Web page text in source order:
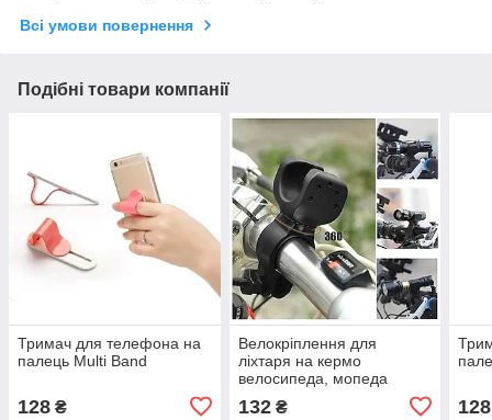
Всі умови повернення
Подібні товари компанії
Тримач для телефона на
палець Multi Band
128 ₴
Велокріплення для
ліхтаря на кермо
велосипеда, мопеда
132₴ 128